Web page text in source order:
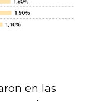
en las